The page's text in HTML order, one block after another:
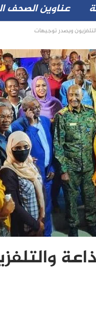
عناوين الصحف
ويصدر توجيهات